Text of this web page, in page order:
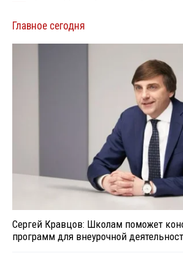
Главное сегодня
Сергей Кравцов: Школам поможет
программ для внеурочной